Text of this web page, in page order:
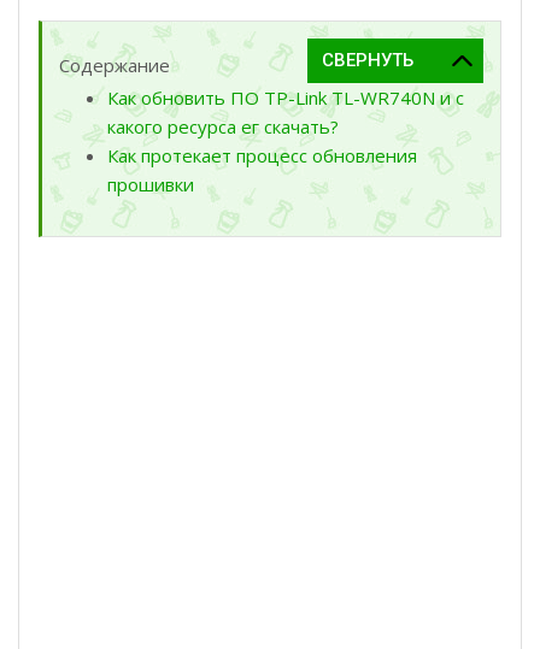
Содержание
Как обновить ПО TP-Link TL-WR740N и с
какого ресурса ег скачать?
Как протекает процесс обновления
прошивки